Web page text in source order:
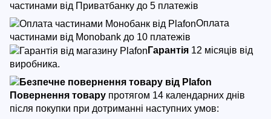
частинами від Приватбанку до 5 платежів
Оплата
частинами від Monobank до 10 платежів
Гарантія 12 місяців від
виробника.
Повернення товару протягом 14 календарних днів
після покупки при дотриманні наступних умов: